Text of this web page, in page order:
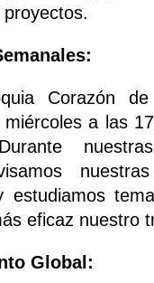
Corazón
miércoles a las
nuestras
estudiamos
eficaz nuestro
Global: